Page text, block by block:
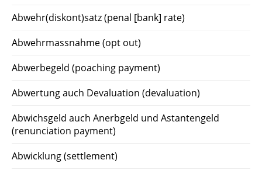
Abwehr(diskont)satz (penal [bank] rate)
Abwehrmassnahme (opt out)
Abwerbegeld (poaching payment)
Abwertung auch Devaluation (devaluation)
Abwichsgeld auch Anerbgeld und Astantengeld
(renunciation payment)
Abwicklung (settlement)